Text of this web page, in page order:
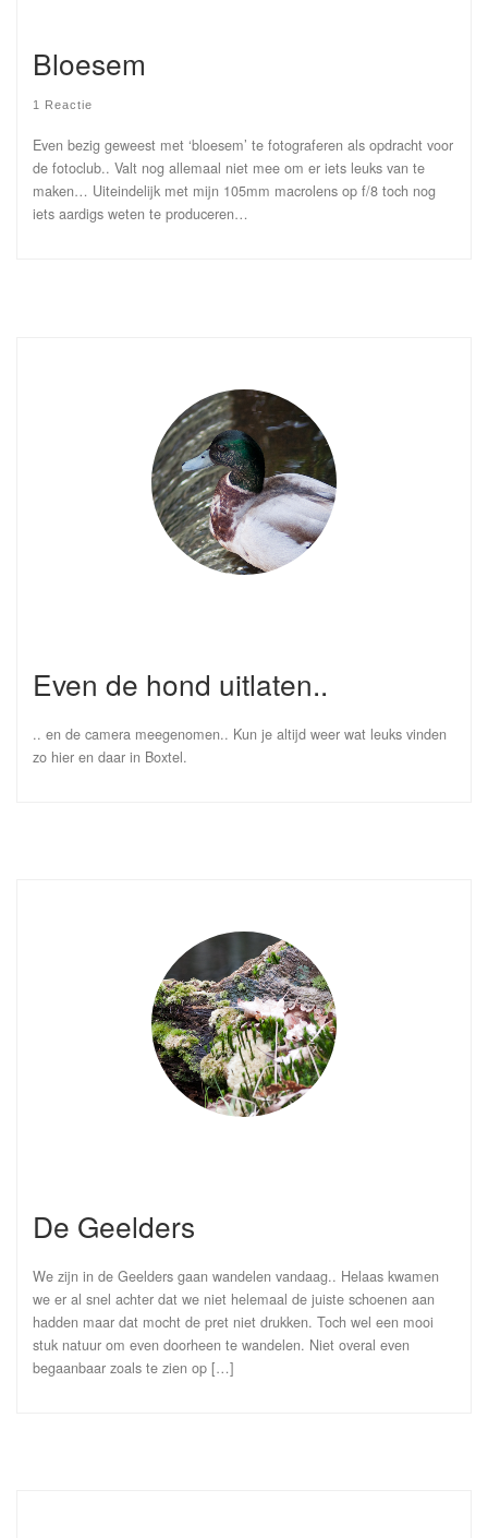
Bloesem
1 Reactie
Even bezig geweest met ‘bloesem’ te fotograferen als opdracht voor
de fotoclub.. Valt nog allemaal niet mee om er iets leuks van te
maken… Uiteindelijk met mijn 105mm macrolens op f/8 toch nog
iets aardigs weten te produceren…
Even de hond uitlaten..
.. en de camera meegenomen.. Kun je altijd weer wat leuks vinden
zo hier en daar in Boxtel.
De Geelders
We zijn in de Geelders gaan wandelen vandaag.. Helaas kwamen
we er al snel achter dat we niet helemaal de juiste schoenen aan
hadden maar dat mocht de pret niet drukken. Toch wel een mooi
stuk natuur om even doorheen te wandelen. Niet overal even
begaanbaar zoals te zien op […]